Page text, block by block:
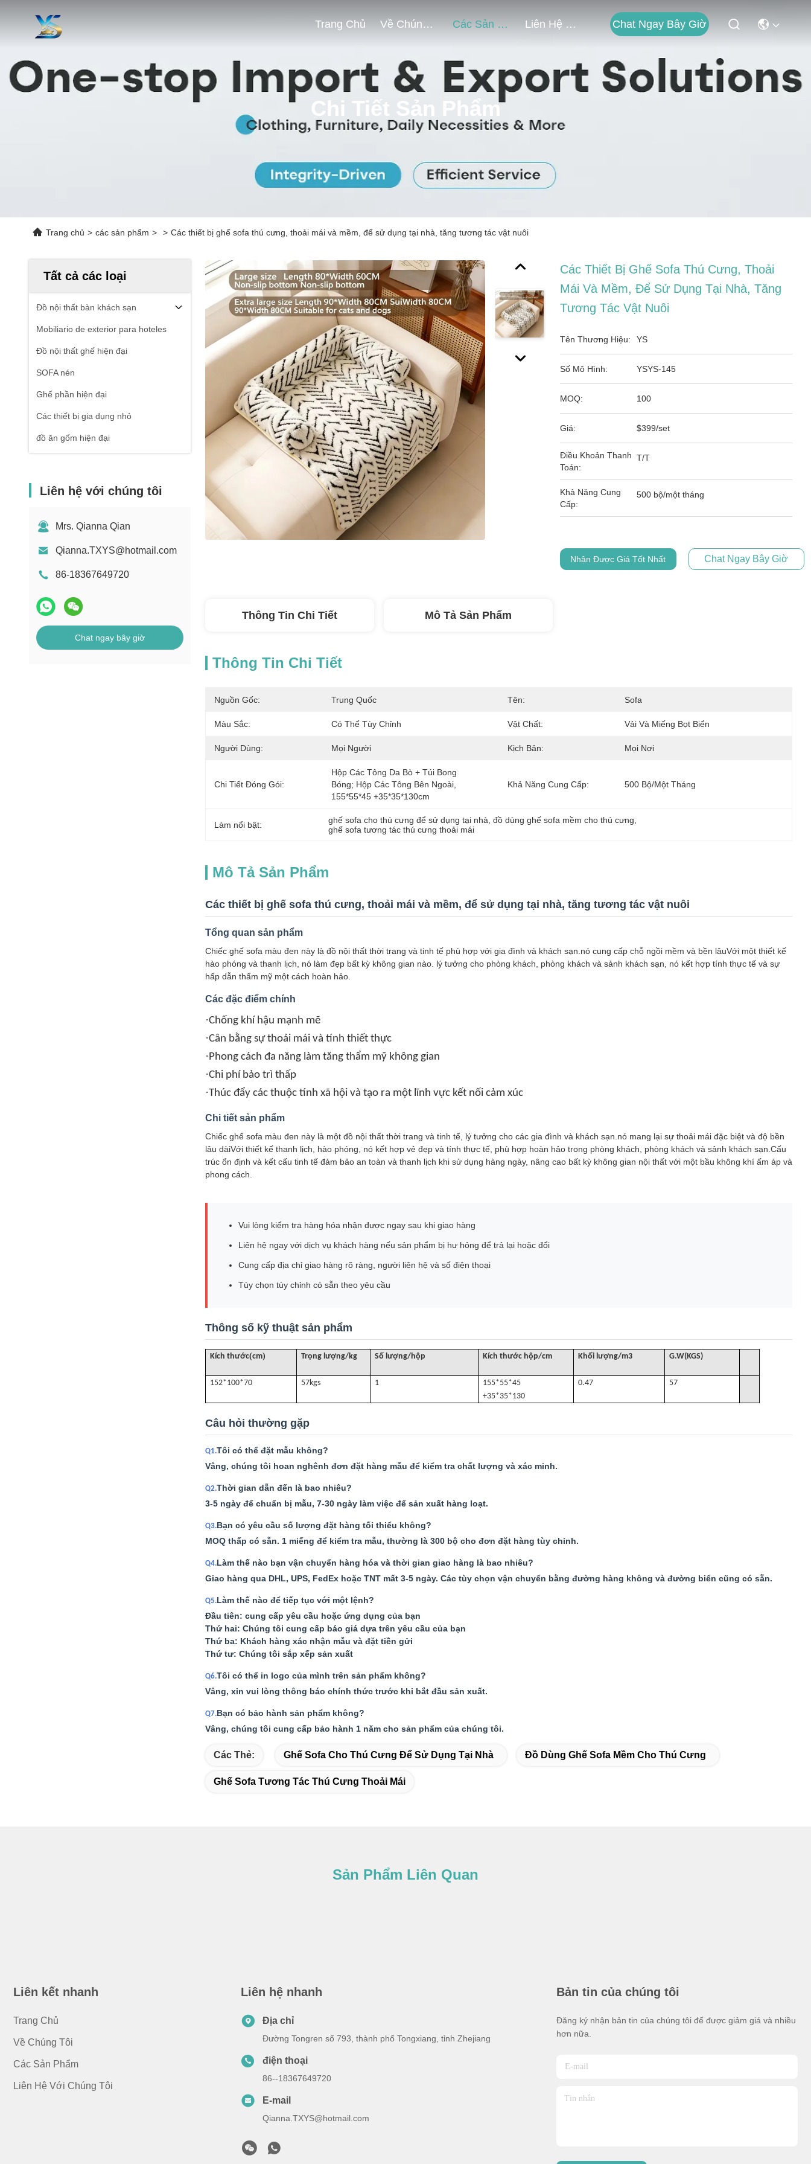
Trang Chủ Về Chúng Tôi Các Sản Phẩm Liên Hệ Với Chúng Tôi Chat Ngay Bây Giờ
Chi Tiết Sản Phẩm
Trang chủ > các sản phẩm > > Các thiết bị ghế sofa thú cưng, thoải mái và mềm, để sử dụng tại nhà, tăng tương tác vật nuôi
Tất cả các loại
Đồ nội thất bàn khách sạn
Mobiliario de exterior para hoteles
Đồ nội thất ghế hiện đại
SOFA nén
Ghế phần hiện đại
Các thiết bị gia dụng nhỏ
đồ ăn gốm hiện đại
Liên hệ với chúng tôi
Mrs. Qianna Qian
Qianna.TXYS@hotmail.com
86-18367649720
Chat ngay bây giờ
Các Thiết Bị Ghế Sofa Thú Cưng, Thoải
Mái Và Mềm, Để Sử Dụng Tại Nhà, Tăng
Tương Tác Vật Nuôi
Tên Thương Hiệu: YS
Số Mô Hình: YSYS-145
MOQ: 100
Giá: $399/set
Điều Khoản Thanh
Toán:
T/T
Khả Năng Cung
Cấp:
500 bộ/một tháng
Nhận Được Giá Tốt Nhất Chat Ngay Bây Giờ
Thông Tin Chi Tiết Mô Tả Sản Phẩm
Thông Tin Chi Tiết
Nguồn Gốc: Trung Quốc Tên: Sofa
Màu Sắc: Có Thể Tùy Chỉnh Vật Chất: Vải Và Miếng Bọt Biển
Người Dùng: Mọi Người Kịch Bản: Mọi Nơi
Chi Tiết Đóng Gói:
Hộp Các Tông Da Bò + Túi Bong
Bóng; Hộp Các Tông Bên Ngoài,
155*55*45 +35*35*130cm
Khả Năng Cung Cấp: 500 Bộ/một Tháng
Làm nổi bật: ghế sofa cho thú cưng để sử dụng tại nhà , đồ dùng ghế sofa mềm cho thú cưng
ghế sofa tương tác thú cưng thoải mái
Mô Tả Sản Phẩm
Các thiết bị ghế sofa thú cưng, thoải mái và mềm, để sử dụng tại nhà, tăng tương tác vật nuôi
Tổng quan sản phẩm
Chiếc ghế sofa màu đen này là đồ nội thất thời trang và tinh tế phù hợp với gia đình và khách sạn.nó cung cấp chỗ ngồi mềm và bền lâuVới một thiết kế
hào phóng và thanh lịch, nó làm đẹp bất kỳ không gian nào. lý tưởng cho phòng khách, phòng khách và sảnh khách sạn, nó kết hợp tính thực tế và sự
hấp dẫn thẩm mỹ một cách hoàn hảo.
Các đặc điểm chính
·Chống khí hậu mạnh mẽ
·Cân bằng sự thoải mái và tính thiết thực
·Phong cách đa năng làm tăng thẩm mỹ không gian
·Chi phí bảo trì thấp
·Thúc đẩy các thuộc tính xã hội và tạo ra một lĩnh vực kết nối cảm xúc
Chi tiết sản phẩm
Chiếc ghế sofa màu đen này là một đồ nội thất thời trang và tinh tế, lý tưởng cho các gia đình và khách sạn.nó mang lại sự thoải mái đặc biệt và độ bền
lâu dàiVới thiết kế thanh lịch, hào phóng, nó kết hợp vẻ đẹp và tính thực tế, phù hợp hoàn hảo trong phòng khách, phòng khách và sảnh khách sạn.Cấu
trúc ổn định và kết cấu tinh tế đảm bảo an toàn và thanh lịch khi sử dụng hàng ngày, nâng cao bất kỳ không gian nội thất với một bầu không khí ấm áp và
phong cách.
Vui lòng kiểm tra hàng hóa nhận được ngay sau khi giao hàng
Liên hệ ngay với dịch vụ khách hàng nếu sản phẩm bị hư hỏng để trả lại hoặc đổi
Cung cấp địa chỉ giao hàng rõ ràng, người liên hệ và số điện thoại
Tùy chọn tùy chỉnh có sẵn theo yêu cầu
Thông số kỹ thuật sản phẩm
Kích thước(cm) Trọng lượng/kg Số lượng/hộp Kích thước hộp/cm Khối lượng/m3 G.W(KGS)
152*100*70 57kgs 1
155*55*45
+35*35*130
0.47 57
Câu hỏi thường gặp
Q1.Tôi có thể đặt mẫu không?
Vâng, chúng tôi hoan nghênh đơn đặt hàng mẫu để kiểm tra chất lượng và xác minh.
Q2.Thời gian dẫn đến là bao nhiêu?
3-5 ngày để chuẩn bị mẫu, 7-30 ngày làm việc để sản xuất hàng loạt.
Q3.Bạn có yêu cầu số lượng đặt hàng tối thiểu không?
MOQ thấp có sẵn. 1 miếng để kiểm tra mẫu, thường là 300 bộ cho đơn đặt hàng tùy chỉnh.
Q4.Làm thế nào bạn vận chuyển hàng hóa và thời gian giao hàng là bao nhiêu?
Giao hàng qua DHL, UPS, FedEx hoặc TNT mất 3-5 ngày. Các tùy chọn vận chuyển bằng đường hàng không và đường biển cũng có sẵn.
Q5.Làm thế nào để tiếp tục với một lệnh?
Đầu tiên: cung cấp yêu cầu hoặc ứng dụng của bạn
Thứ hai: Chúng tôi cung cấp báo giá dựa trên yêu cầu của bạn
Thứ ba: Khách hàng xác nhận mẫu và đặt tiền gửi
Thứ tư: Chúng tôi sắp xếp sản xuất
Q6.Tôi có thể in logo của mình trên sản phẩm không?
Vâng, xin vui lòng thông báo chính thức trước khi bắt đầu sản xuất.
Q7.Bạn có bảo hành sản phẩm không?
Vâng, chúng tôi cung cấp bảo hành 1 năm cho sản phẩm của chúng tôi.
Các Thẻ: Ghế Sofa Cho Thú Cưng Để Sử Dụng Tại Nhà Đồ Dùng Ghế Sofa Mềm Cho Thú Cưng
Ghế Sofa Tương Tác Thú Cưng Thoải Mái
Sản Phẩm Liên Quan
Liên kết nhanh
Trang Chủ
Về Chúng Tôi
Các Sản Phẩm
Liên Hệ Với Chúng Tôi
Liên hệ nhanh
Địa chỉ
Đường Tongren số 793, thành phố Tongxiang, tỉnh Zhejiang
điện thoại
86--18367649720
E-mail
Qianna.TXYS@hotmail.com
Bản tin của chúng tôi
Đăng ký nhận bản tin của chúng tôi để được giảm giá và nhiều
hơn nữa.